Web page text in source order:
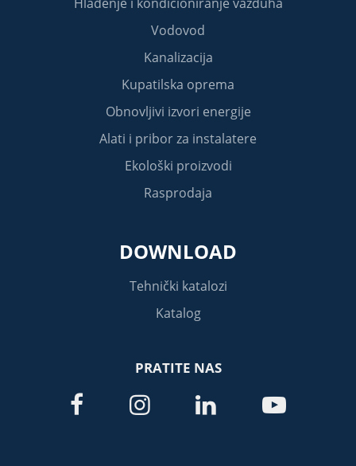
Vodovod
Kanalizacija
Kupatilska oprema
Obnovljivi izvori energije
Alati i pribor za instalatere
Ekološki proizvodi
Rasprodaja
DOWNLOAD
Tehnički katalozi
Katalog
PRATITE NAS
   